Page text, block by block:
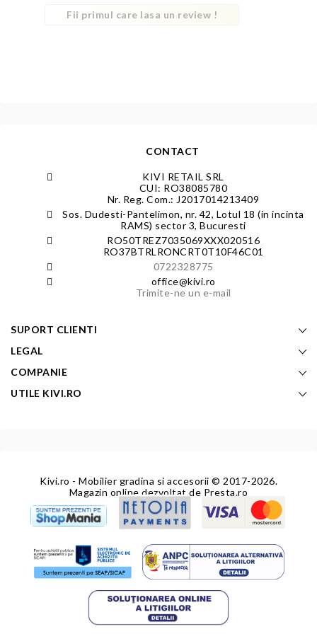
Fii primul care lasa un review !
CONTACT
KIVI RETAIL SRL
CUI: RO38085780
Nr. Reg. Com.: J2017014213409
Sos. Dudesti-Pantelimon, nr. 42, Lotul 18 (in incinta
RAMS) sector 3, Bucuresti
RO50TREZ7035069XXX020516
RO37BTRLRONCRT0T10F46C01
0722328775
office@kivi.ro
Trimite-ne un e-mail
SUPORT CLIENTI
LEGAL
COMPANIE
UTILE KIVI.RO
Kivi.ro - Mobilier gradina si accesorii © 2017-2026.
Magazin online dezvoltat de Presta.ro